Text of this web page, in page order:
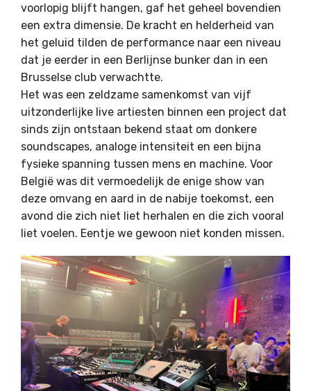
voorlopig blijft hangen, gaf het geheel bovendien
een extra dimensie. De kracht en helderheid van
het geluid tilden de performance naar een niveau
dat je eerder in een Berlijnse bunker dan in een
Brusselse club verwachtte.
Het was een zeldzame samenkomst van vijf
uitzonderlijke live artiesten binnen een project dat
sinds zijn ontstaan bekend staat om donkere
soundscapes, analoge intensiteit en een bijna
fysieke spanning tussen mens en machine. Voor
België was dit vermoedelijk de enige show van
deze omvang en aard in de nabije toekomst, een
avond die zich niet liet herhalen en die zich vooral
liet voelen. Eentje we gewoon niet konden missen.